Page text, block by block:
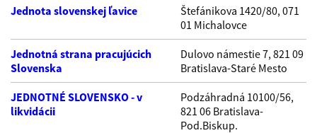
Jednota slovenskej ľavice
Štefánikova 1420/80, 071
01 Michalovce
Jednotná strana pracujúcich
Slovenska
Dulovo námestie 7, 821 09
Bratislava-Staré Mesto
JEDNOTNÉ SLOVENSKO - v
likvidácii
Podzáhradná 10100/56,
821 06 Bratislava-
Pod.Biskup.